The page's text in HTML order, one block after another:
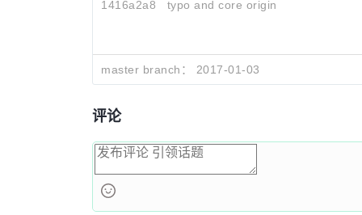
<input id=#entry onnewline={_ ->
1416a2a8
typo and core origin
master branch： 2017-01-03
评论